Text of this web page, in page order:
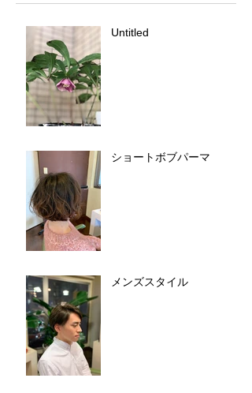
Untitled
ショートボブパーマ
メンズスタイル